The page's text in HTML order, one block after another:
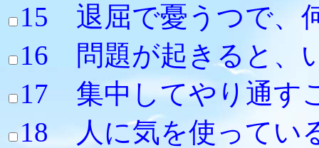
15 退屈で憂うつで、
16 問題が起きる
17 集中してやり通
18 人に気を使ってい